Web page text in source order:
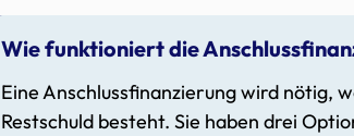
Wie funktioniert die
Eine Anschlussfinanzierung wird nötig,
Restschuld besteht. Sie haben drei